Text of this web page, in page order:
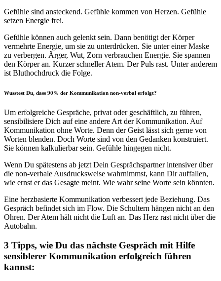
Gefühle sind ansteckend. Gefühle kommen von Herzen. Gefühle
setzen Energie frei.
Gefühle können auch gelenkt sein. Dann benötigt der Körper
vermehrte Energie, um sie zu unterdrücken. Sie unter einer Maske
zu verbergen. Ärger, Wut, Zorn verbrauchen Energie. Sie spannen
den Körper an. Kurzer schneller Atem. Der Puls rast. Unter anderem
ist Bluthochdruck die Folge.
Wusstest Du, dass 90% der Kommunikation non-verbal erfolgt?
Um erfolgreiche Gespräche, privat oder geschäftlich, zu führen,
sensibilisiere Dich auf eine andere Art der Kommunikation. Auf
Kommunikation ohne Worte. Denn der Geist lässt sich gerne von
Worten blenden. Doch Worte sind von den Gedanken konstruiert.
Sie können kalkulierbar sein. Gefühle hingegen nicht.
Wenn Du spätestens ab jetzt Dein Gesprächspartner intensiver über
die non-verbale Ausdrucksweise wahrnimmst, kann Dir auffallen,
wie ernst er das Gesagte meint. Wie wahr seine Worte sein könnten.
Eine herzbasierte Kommunikation verbessert jede Beziehung. Das
Gespräch befindet sich im Flow. Die Schultern hängen nicht an den
Ohren. Der Atem hält nicht die Luft an. Das Herz rast nicht über die
Autobahn.
3 Tipps, wie Du das nächste Gespräch mit Hilfe
sensiblerer Kommunikation erfolgreich führen
kannst: